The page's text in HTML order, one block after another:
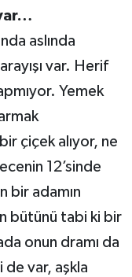
aslında
var. Herif
Yemek
çiçek alıyor, ne
12’sinde
bir adamın
bütünü tabi ki bir
onun dramı da
de var, aşkla